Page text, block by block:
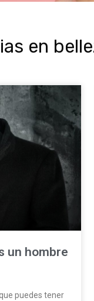
en
un hombre
puedes tener